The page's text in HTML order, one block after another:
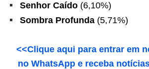
Senhor Caído (6,10%)
Sombra Profunda (5,71%)
<<Clique aqui para entrar em
no WhatsApp e receba